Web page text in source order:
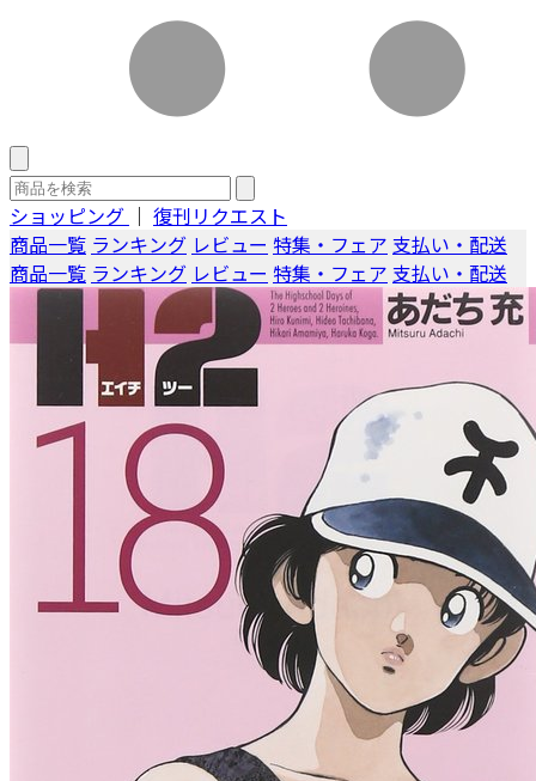
ショッピング ｜ 復刊リクエスト
商品一覧 ランキング レビュー 特集・フェア 支払い・配送
商品一覧 ランキング レビュー 特集・フェア 支払い・配送